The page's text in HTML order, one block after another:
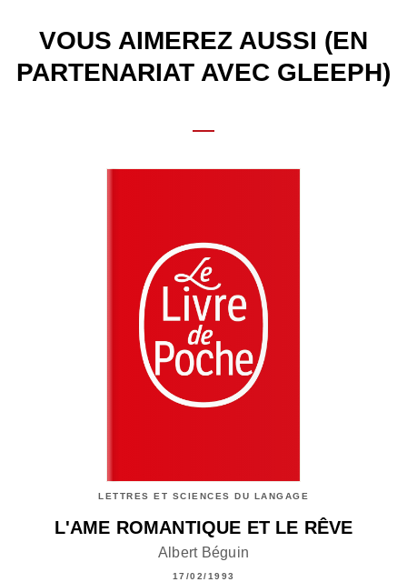
VOUS AIMEREZ AUSSI (EN
PARTENARIAT AVEC GLEEPH)
LETTRES ET SCIENCES DU LANGAGE
L'AME ROMANTIQUE ET LE RÊVE
Albert Béguin
17/02/1993